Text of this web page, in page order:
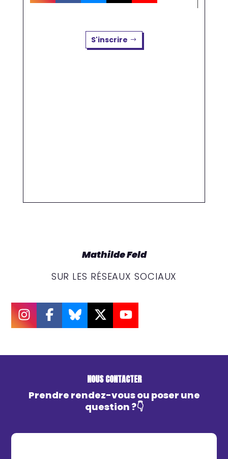
S'inscrire
Mathilde Feld
SUR LES RÉSEAUX SOCIAUX
NOUS CONTACTER
Prendre rendez-vous ou poser une
question ?👇